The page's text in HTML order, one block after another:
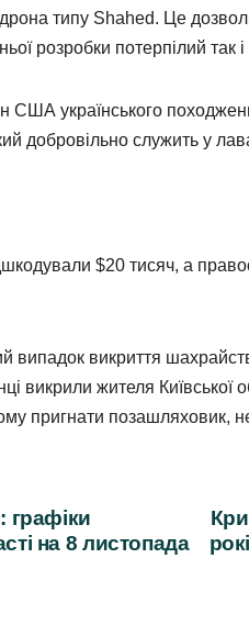
типу Shahed. Це
розробки потерпілий так
США українського
добровільно служить у
$20 тисяч, а
викриття
викрили жителя Київської
пригнати позашляховик,
графіки
на 8 листопада